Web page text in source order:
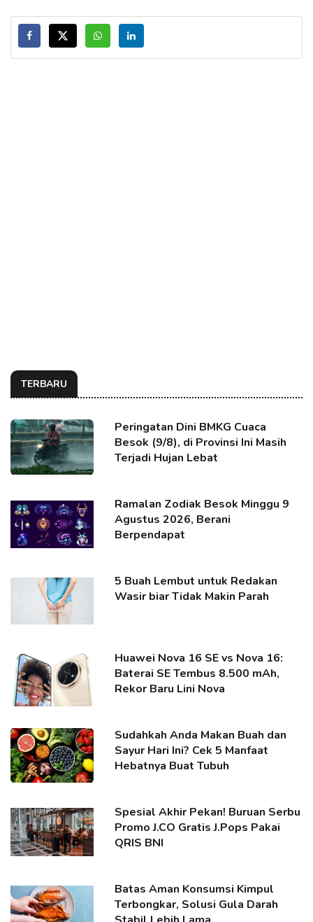
TERBARU
Peringatan Dini BMKG Cuaca
Besok (9/8), di Provinsi Ini Masih
Terjadi Hujan Lebat
Ramalan Zodiak Besok Minggu 9
Agustus 2026, Berani
Berpendapat
5 Buah Lembut untuk Redakan
Wasir biar Tidak Makin Parah
Huawei Nova 16 SE vs Nova 16:
Baterai SE Tembus 8.500 mAh,
Rekor Baru Lini Nova
Sudahkah Anda Makan Buah dan
Sayur Hari Ini? Cek 5 Manfaat
Hebatnya Buat Tubuh
Spesial Akhir Pekan! Buruan Serbu
Promo J.CO Gratis J.Pops Pakai
QRIS BNI
Batas Aman Konsumsi Kimpul
Terbongkar, Solusi Gula Darah